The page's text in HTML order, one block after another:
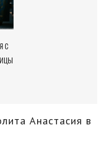
с
Анастасия в